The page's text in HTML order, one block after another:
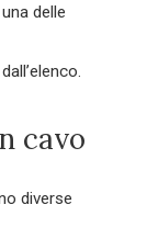
delle
cavo
diverse